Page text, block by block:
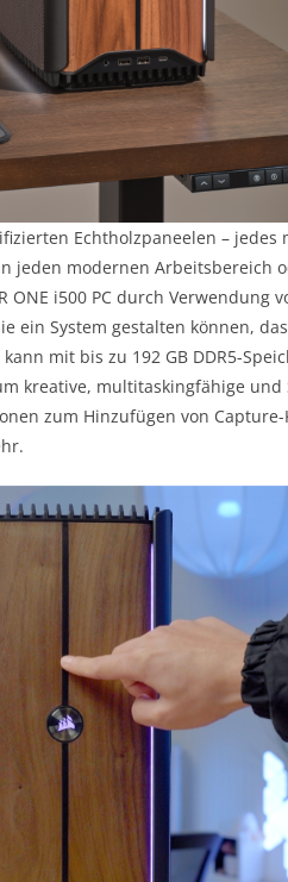
Echtholzpaneelen –
jeden modernen Arbeitsbereich
i500 PC durch Verwendung
ein System gestalten können,
mit bis zu 192 GB DDR5-
kreative, multitaskingfähige und
zum Hinzufügen von